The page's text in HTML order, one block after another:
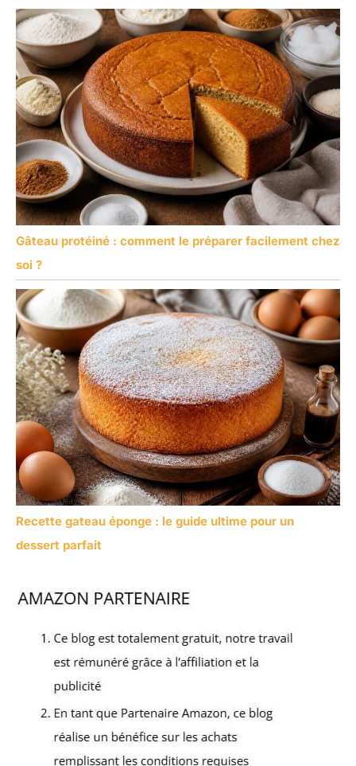
Gâteau protéiné : comment le préparer facilement chez
soi ?
Recette gateau éponge : le guide ultime pour un
dessert parfait